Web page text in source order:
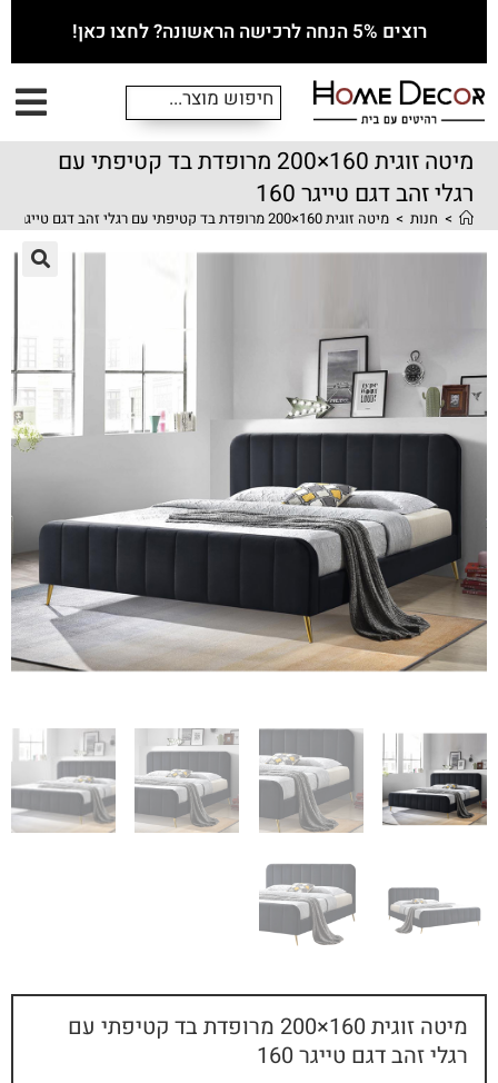
רוצים 5% הנחה לרכישה הראשונה? לחצו כאן!
מיטה זוגית 160×200 מרופדת בד קטיפתי עם
רגלי זהב דגם טייגר 160
> חנות > מיטה זוגית 160×200 מרופדת בד קטיפתי עם רגלי זהב דגם טייגר 160
מיטה זוגית 160×200 מרופדת בד קטיפתי עם
רגלי זהב דגם טייגר 160